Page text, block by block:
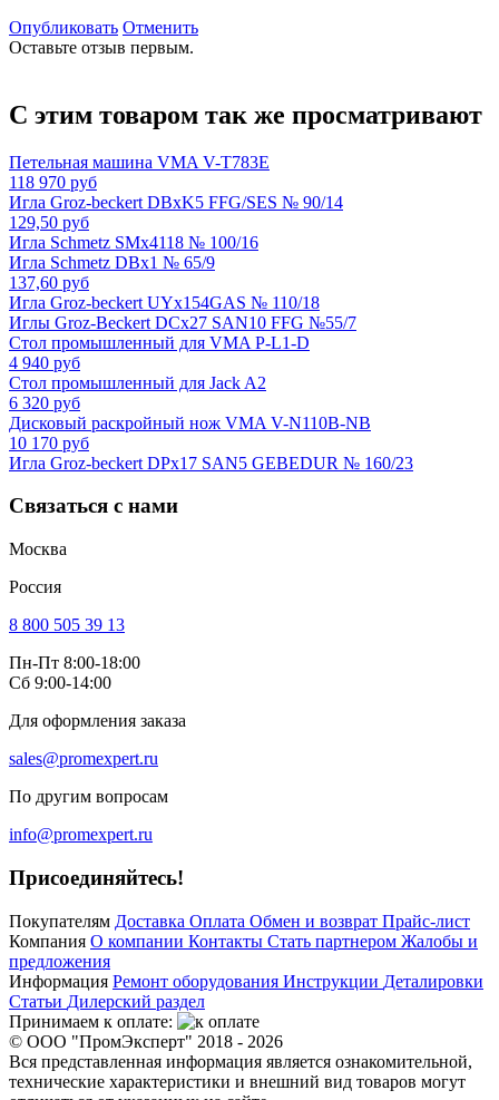
Опубликовать Отменить
Оставьте отзыв первым.
С этим товаром так же просматривают
Петельная машина VMA V-T783E
118 970 руб
Игла Groz-beckert DBxK5 FFG/SES № 90/14
129,50 руб
Игла Schmetz SMx4118 № 100/16
Игла Schmetz DBx1 № 65/9
137,60 руб
Игла Groz-beckert UYx154GAS № 110/18
Иглы Groz-Beckert DCx27 SAN10 FFG №55/7
Стол промышленный для VMA P-L1-D
4 940 руб
Стол промышленный для Jack A2
6 320 руб
Дисковый раскройный нож VMA V-N110B-NB
10 170 руб
Игла Groz-beckert DPx17 SAN5 GEBEDUR № 160/23
Связаться с нами
Москва
Россия
8 800 505 39 13
Пн-Пт 8:00-18:00
Сб 9:00-14:00
Для оформления заказа
sales@promexpert.ru
По другим вопросам
info@promexpert.ru
Присоединяйтесь!
Покупателям Доставка Оплата Обмен и возврат Прайс-лист
Компания О компании Контакты Стать партнером Жалобы и
предложения
Информация Ремонт оборудования Инструкции Деталировки
Статьи Дилерский раздел
Принимаем к оплате:
© ООО "ПромЭксперт" 2018 - 2026
Вся представленная информация является ознакомительной,
технические характеристики и внешний вид товаров могут